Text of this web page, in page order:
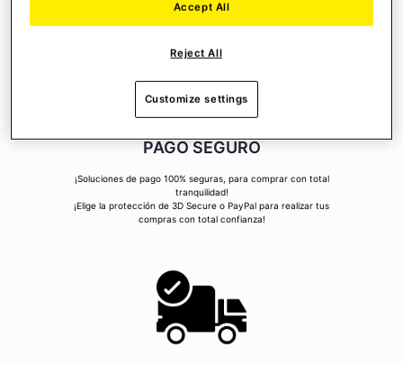
PAGO SEGURO
¡Soluciones de pago 100% seguras, para comprar con total
tranquilidad!
¡Elige la protección de 3D Secure o PayPal para realizar tus
compras con total confianza!
Reject All
Accept All
Customize settings